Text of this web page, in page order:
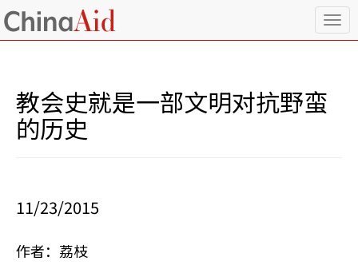
T
o
教会史就是一部文明对抗野蛮
的历史
11/23/2015
作者：荔枝